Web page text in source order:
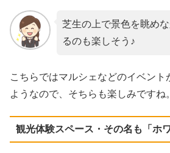
芝生の上で景色を眺めな
るのも楽しそう♪
こちらではマルシェなどのイベント
ようなので、そちらも楽しみですね。
観光体験スペース・その名も「ホワ